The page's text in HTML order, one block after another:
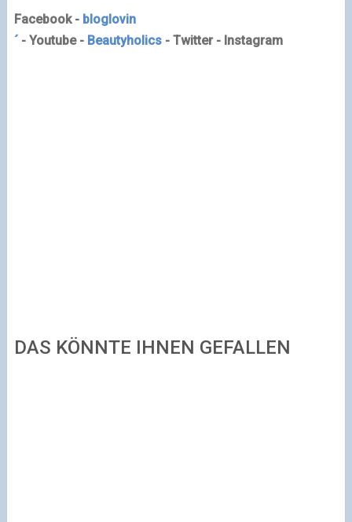
Facebook - bloglovin
´- Youtube - Beautyholics- Twitter - Instagram
DAS KÖNNTE IHNEN GEFALLEN